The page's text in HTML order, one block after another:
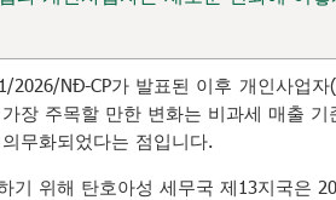
2026/NĐ-CP가 발표된 이후 개인사업
장 주목할 만한 변화는 비과세 매출
무화되었다는 점입니다.
기 위해 탄호아성 세무국 제13지국은